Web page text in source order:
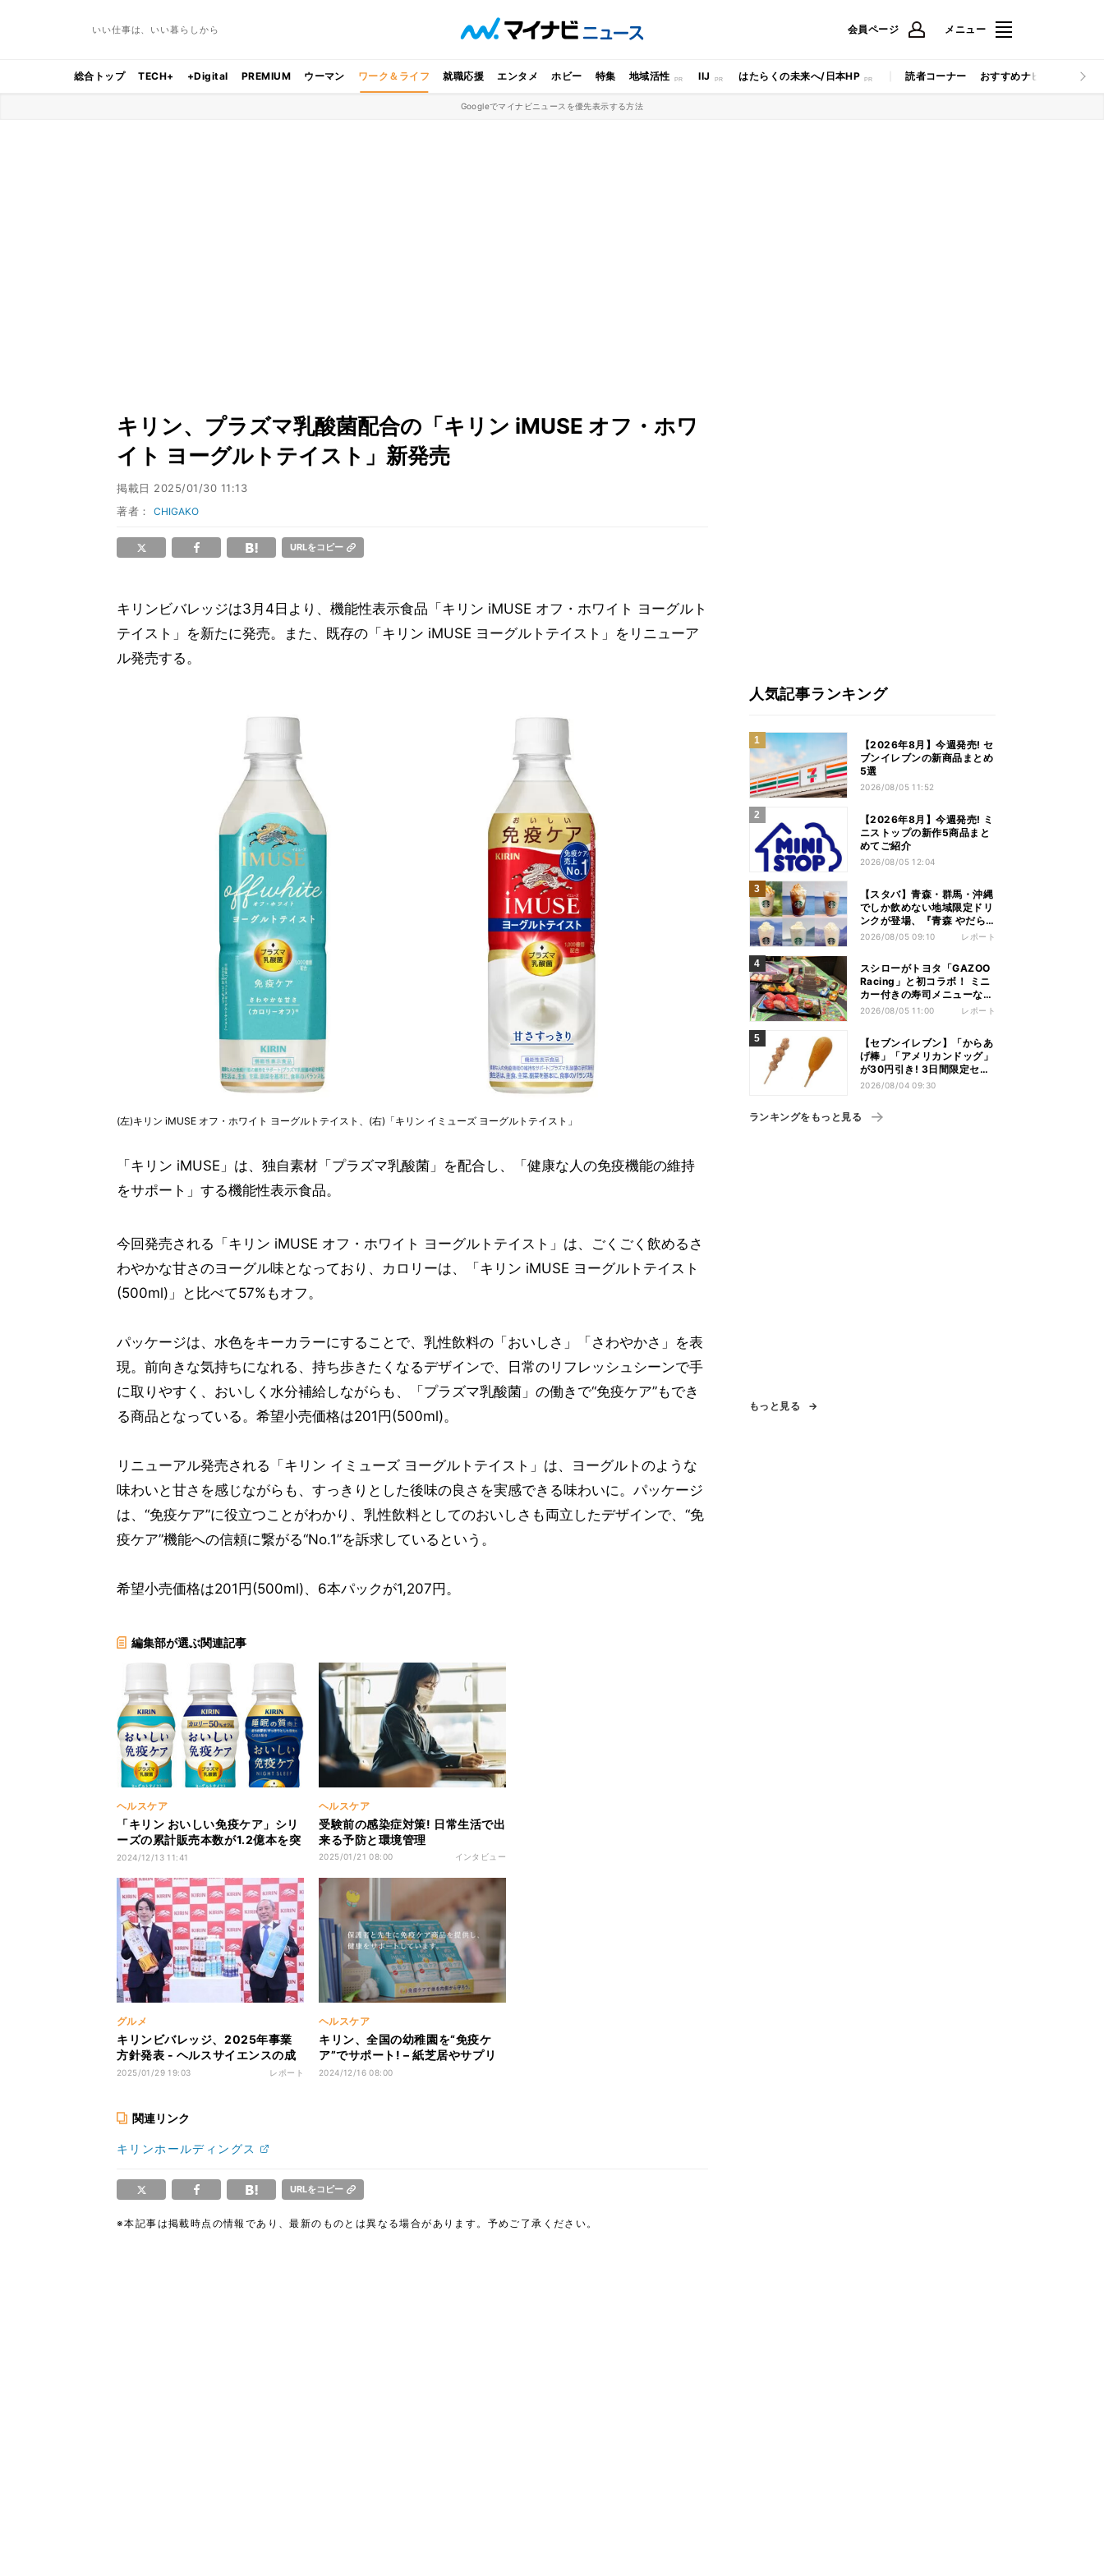
いい仕事は、いい暮らしから 会員ページ メニュー
総合トップ TECH+ +Digital PREMIUM ウーマン ワーク＆ライフ 就職応援 エンタメ ホビー 特集 地域活性 IIJ はたらくの未来へ/日本HP 読者コーナー おすすめナビ マイナビ
Googleでマイナビニュースを優先表示する方法
キリン、プラズマ乳酸菌配合の「キリン iMUSE オフ・ホワ
イト ヨーグルトテイスト」新発売
掲載日 2025/01/30 11:13
著者：CHIGAKO
URLをコピー
キリンビバレッジは3月4日より、機能性表示食品「キリン iMUSE オフ・ホワイト ヨーグルト
テイスト」を新たに発売。また、既存の「キリン iMUSE ヨーグルトテイスト」をリニューア
ル発売する。
(左)キリン iMUSE オフ・ホワイト ヨーグルトテイスト、(右)「キリン イミューズ ヨーグルトテイスト」
「キリン iMUSE」は、独自素材「プラズマ乳酸菌」を配合し、「健康な人の免疫機能の維持
をサポート」する機能性表示食品。
今回発売される「キリン iMUSE オフ・ホワイト ヨーグルトテイスト」は、ごくごく飲めるさ
わやかな甘さのヨーグル味となっており、カロリーは、「キリン iMUSE ヨーグルトテイスト
(500ml)」と比べて57%もオフ。
パッケージは、水色をキーカラーにすることで、乳性飲料の「おいしさ」「さわやかさ」を表
現。前向きな気持ちになれる、持ち歩きたくなるデザインで、日常のリフレッシュシーンで手
に取りやすく、おいしく水分補給しながらも、「プラズマ乳酸菌」の働きで“免疫ケア”もでき
る商品となっている。希望小売価格は201円(500ml)。
リニューアル発売される「キリン イミューズ ヨーグルトテイスト」は、ヨーグルトのような
味わいと甘さを感じながらも、すっきりとした後味の良さを実感できる味わいに。パッケージ
は、“免疫ケア”に役立つことがわかり、乳性飲料としてのおいしさも両立したデザインで、“免
疫ケア”機能への信頼に繋がる“No.1”を訴求しているという。
希望小売価格は201円(500ml)、6本パックが1,207円。
編集部が選ぶ関連記事
ヘルスケア
「キリン おいしい免疫ケア」シリ
ーズの累計販売本数が1.2億本を突
破、好調の理由は?
2024/12/13 11:41
ヘルスケア
受験前の感染症対策! 日常生活で出
来る予防と環境管理
2025/01/21 08:00 インタビュー
グルメ
キリンビバレッジ、2025年事業
方針発表 - ヘルスサイエンスの成
長加速、「免疫ケア」幅広い年代
2025/01/29 19:03 レポート
ヘルスケア
キリン、全国の幼稚園を“免疫ケ
ア”でサポート! – 紙芝居やサプリ
などの免疫ケア商品を無償提供
2024/12/16 08:00
関連リンク
キリンホールディングス
URLをコピー
※本記事は掲載時点の情報であり、最新のものとは異なる場合があります。予めご了承ください。
人気記事ランキング
【2026年8月】今週発売! セ
ブンイレブンの新商品まとめ
5選
2026/08/05 11:52
【2026年8月】今週発売! ミ
ニストップの新作5商品まと
めてご紹介
2026/08/05 12:04
【スタバ】青森・群馬・沖縄
でしか飲めない地域限定ドリ
ンクが登場、『青森 やだら
めぇりんご アーモンドミル
2026/08/05 09:10 レポート
スシローがトヨタ「GAZOO
Racing」と初コラボ！ ミニ
カー付きの寿司メニューなど
注目のコンテンツは？
2026/08/05 11:00 レポート
【セブンイレブン】「からあ
げ棒」「アメリカンドッグ」
が30円引き! 3日間限定セー
ル開催!
2026/08/04 09:30
ランキングをもっと見る
もっと見る